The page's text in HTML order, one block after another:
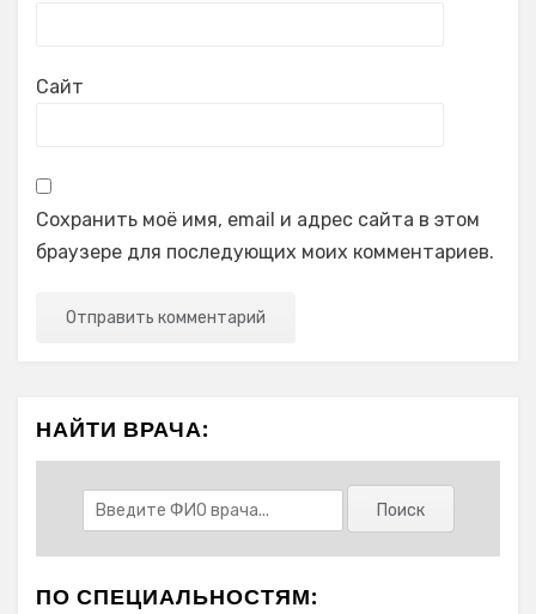
Сайт
Сохранить моё имя, email и адрес сайта в этом
браузере для последующих моих комментариев.
НАЙТИ ВРАЧА:
ПО СПЕЦИАЛЬНОСТЯМ: